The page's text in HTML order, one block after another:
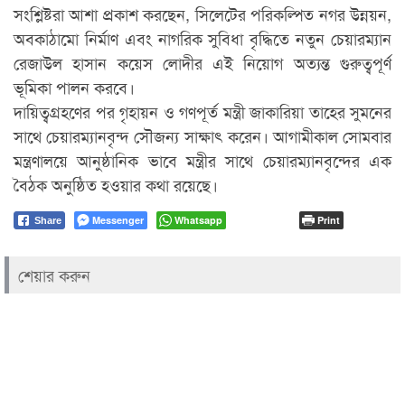
সংশ্লিষ্টরা আশা প্রকাশ করছেন, সিলেটের পরিকল্পিত নগর উন্নয়ন,
অবকাঠামো নির্মাণ এবং নাগরিক সুবিধা বৃদ্ধিতে নতুন চেয়ারম্যান
রেজাউল হাসান কয়েস লোদীর এই নিয়োগ অত্যন্ত গুরুত্বপূর্ণ
ভূমিকা পালন করবে।
দায়িত্বগ্রহণের পর গৃহায়ন ও গণপূর্ত মন্ত্রী জাকারিয়া তাহের সুমনের
সাথে চেয়ারম্যানবৃন্দ সৌজন্য সাক্ষাৎ করেন। আগামীকাল সোমবার
মন্ত্রণালয়ে আনুষ্ঠানিক ভাবে মন্ত্রীর সাথে চেয়ারম্যানবৃন্দের এক
বৈঠক অনুষ্ঠিত হওয়ার কথা রয়েছে।
Share Messenger Whatsapp Print
শেয়ার করুন